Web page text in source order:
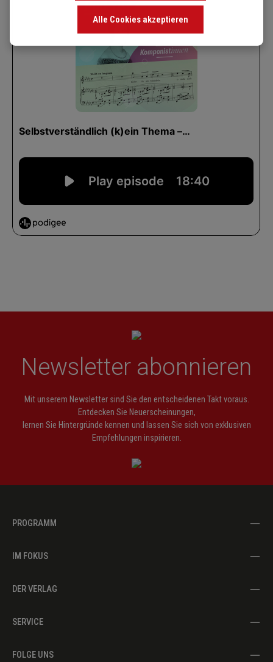
Newsletter abonnieren
Mit unserem Newsletter sind Sie den entscheidenen Takt voraus.
Entdecken Sie Neuerscheinungen,
lernen Sie Hintergründe kennen und lassen Sie sich von exklusiven
Empfehlungen inspirieren.
PROGRAMM
IM FOKUS
DER VERLAG
SERVICE
FOLGE UNS
Alle Cookies akzeptieren